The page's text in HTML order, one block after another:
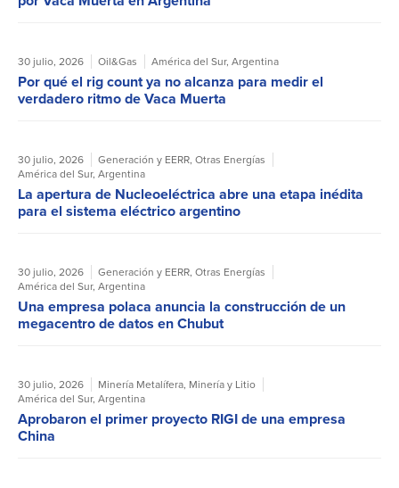
30 julio, 2026 Oil&Gas América del Sur, Argentina
Por qué el rig count ya no alcanza para medir el
verdadero ritmo de Vaca Muerta
30 julio, 2026 Generación y EERR, Otras Energías
América del Sur, Argentina
La apertura de Nucleoeléctrica abre una etapa inédita
para el sistema eléctrico argentino
30 julio, 2026 Generación y EERR, Otras Energías
América del Sur, Argentina
Una empresa polaca anuncia la construcción de un
megacentro de datos en Chubut
30 julio, 2026 Minería Metalífera, Minería y Litio
América del Sur, Argentina
Aprobaron el primer proyecto RIGI de una empresa
China